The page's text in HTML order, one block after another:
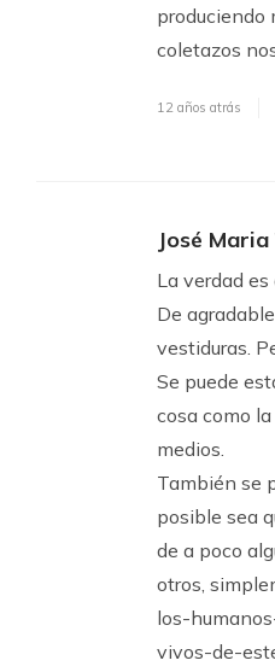
produciendo
coletazos
12 años atrás
José
La verdad es
De
vestiduras.
Se puede
cosa como
medios.
También se
posible sea
de a poco
otros,
los-
vivos-de-